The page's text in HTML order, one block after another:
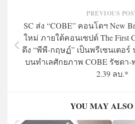
PREVIOUS
SC ส่ง “COBE” คอนโดฯ New
ใหม่ ภายใต้คอนเซปต์ The First
ดึง “พีพี-กฤษฏ์” เป็นพรีเซนเตอร์
บนทำเลศักยภาพ COBE รัชดา-
2.39 ลบ.*
YOU MAY